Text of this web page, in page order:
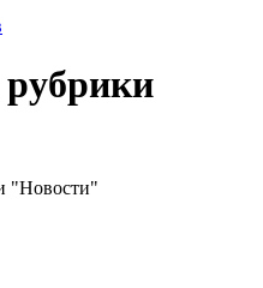
"Новости"